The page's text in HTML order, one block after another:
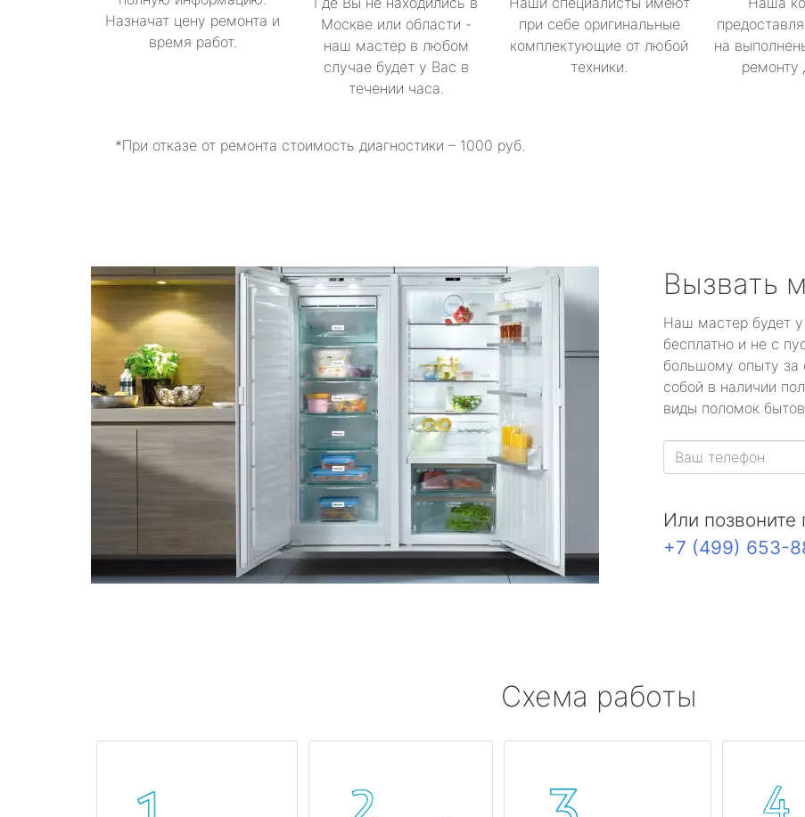
Назначат цену ремонта и
время работ.
Москве или области -
наш мастер в любом
случае будет у Вас в
течении часа.
при себе оригинальные
комплектующие от любой
техники.
на
ремонту
*При отказе от ремонта стоимость диагностики – 1000 руб.
Вызвать
Наш мастер будет
бесплатно и не с
большому опыту за
собой в наличии
виды поломок
Или позвоните
+7 (499) 653-
Схема работы